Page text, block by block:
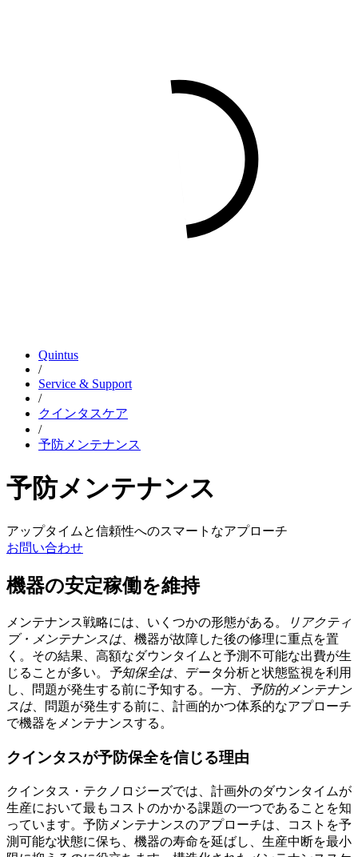
Quintus
/
Service & Support
/
クインタスケア
/
予防メンテナンス
予防メンテナンス
アップタイムと信頼性へのスマートなアプローチ
お問い合わせ
機器の安定稼働を維持
メンテナンス戦略には、いくつかの形態がある。
リアクティ
ブ・メンテナンスは、機器が故障した後の修理に重点を置
く。その結果、高額なダウンタイムと予測不可能な出費が生
じることが多い。
予知保全は、データ分析と状態監視を利用
し、問題が発生する前に予知する。一方、
予防的メンテナン
スは、問題が発生する前に、計画的かつ体系的なアプローチ
で機器をメンテナンスする。
クインタスが予防保全を信じる理由
クインタス・テクノロジーズでは、計画外のダウンタイムが
生産において最もコストのかかる課題の一つであることを知
っています。予防メンテナンスのアプローチは、コストを予
測可能な状態に保ち、機器の寿命を延ばし、生産中断を最小